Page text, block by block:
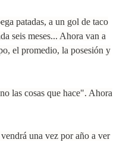
patadas, a un gol de taco
seis meses... Ahora van a
el promedio, la posesión y
las cosas que hace". Ahora
una vez por año a ver